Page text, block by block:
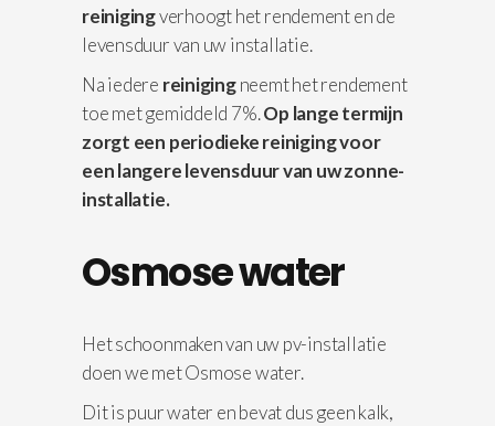
reinigingverhoogt het rendement en de
levensduur van uw installatie.
Na iedere reinigingneemt het rendement
toe met gemiddeld 7%.Op lange termijn
zorgt een periodieke reiniging voor
een langere levensduur van uw zonne-
installatie.
Osmose water
Het schoonmaken van uw pv-installatie
doen we met Osmose water.
Dit is puur water en bevat dus geen kalk,